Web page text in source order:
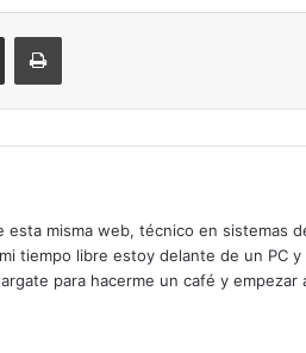
esta misma web, técnico en sistemas
tiempo libre estoy delante de un PC
para hacerme un café y